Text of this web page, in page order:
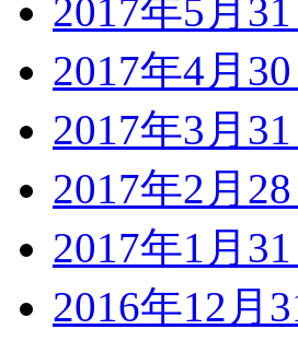
2017年5月
2017年4月
2017年3月
2017年2月
2017年1月
2016年12月